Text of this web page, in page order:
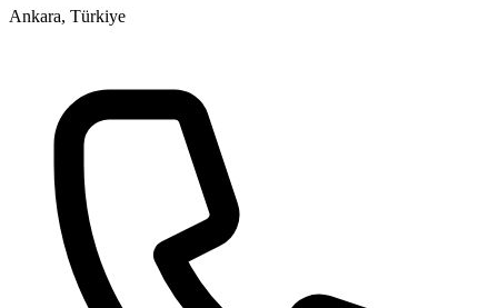
Ankara, Türkiye